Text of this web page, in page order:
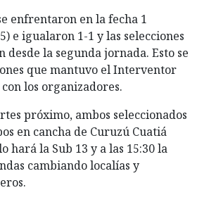
enfrentaron en la fecha 1
e igualaron 1-1 y las selecciones
desde la segunda jornada. Esto se
que mantuvo el Interventor
los organizadores.
próximo, ambos seleccionados
en cancha de Curuzú Cuatiá
hará la Sub 13 y a las 15:30 la
cambiando localías y